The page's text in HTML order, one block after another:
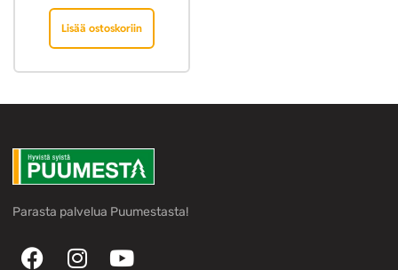
Lisää ostoskoriin
Parasta palvelua Puumestasta!